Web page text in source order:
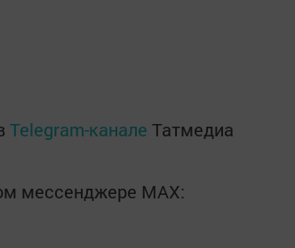
Telegram-канале Татмедиа
мессенджере MАХ: